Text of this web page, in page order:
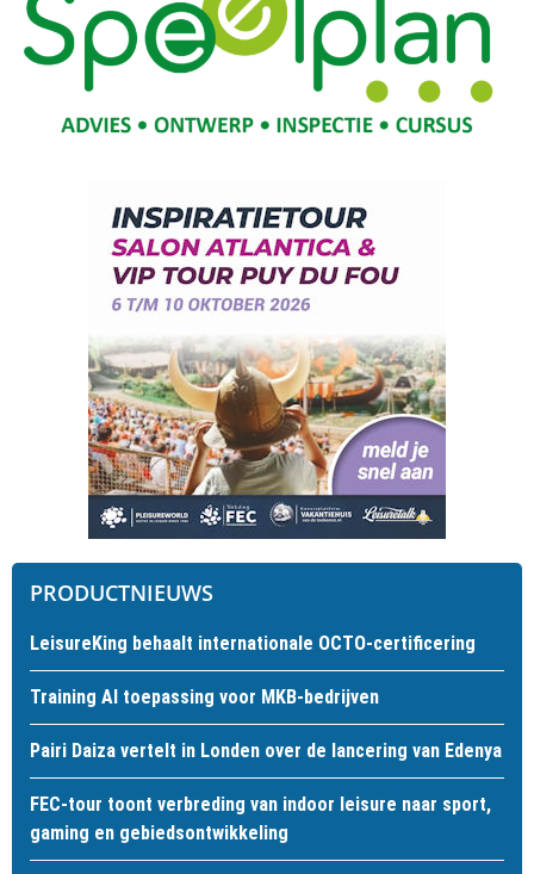
PRODUCTNIEUWS
LeisureKing behaalt internationale OCTO-certificering
Training AI toepassing voor MKB-bedrijven
Pairi Daiza vertelt in Londen over de lancering van Edenya
FEC-tour toont verbreding van indoor leisure naar sport,
gaming en gebiedsontwikkeling